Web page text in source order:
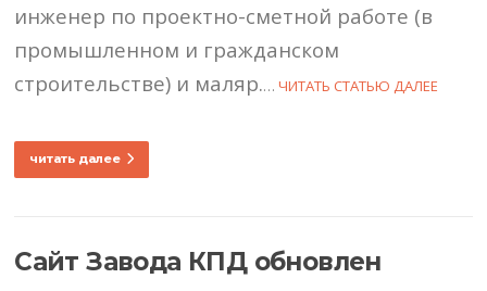
инженер по проектно-сметной работе (в
промышленном и гражданском
строительстве) и маляр.…ЧИТАТЬ СТАТЬЮ ДАЛЕЕ
читать далее
Сайт Завода КПД обновлен